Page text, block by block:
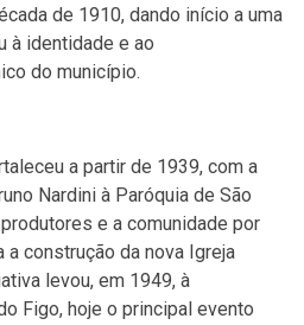
de 1910, dando início a uma
à identidade e ao
do município.
a partir de 1939, com a
Nardini à Paróquia de São
e a comunidade por
construção da nova Igreja
levou, em 1949, à
Figo, hoje o principal evento